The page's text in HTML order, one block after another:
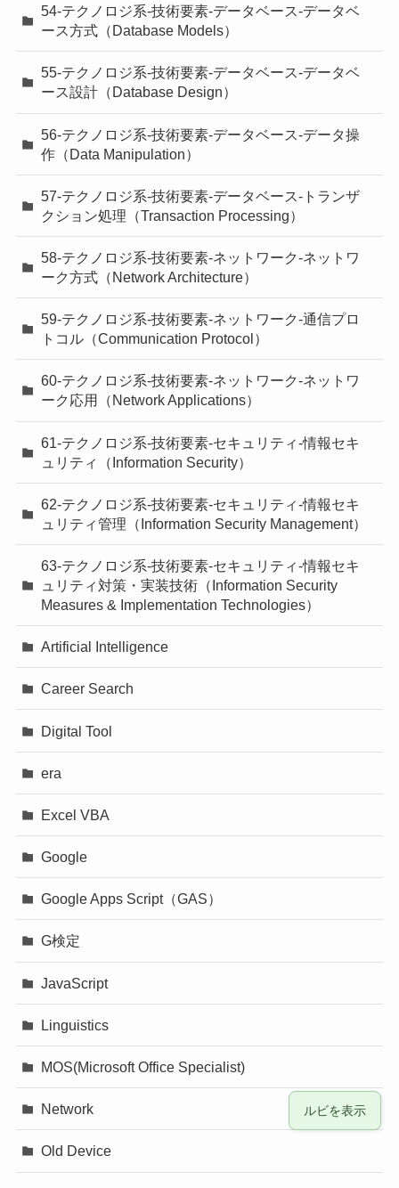
54-テクノロジ系-技術要素-データベース-データベ
ース方式（Database Models）
55-テクノロジ系-技術要素-データベース-データベ
ース設計（Database Design）
56-テクノロジ系-技術要素-データベース-データ操
作（Data Manipulation）
57-テクノロジ系-技術要素-データベース-トランザ
クション処理（Transaction Processing）
58-テクノロジ系-技術要素-ネットワーク-ネットワ
ーク方式（Network Architecture）
59-テクノロジ系-技術要素-ネットワーク-通信プロ
トコル（Communication Protocol）
60-テクノロジ系-技術要素-ネットワーク-ネットワ
ーク応用（Network Applications）
61-テクノロジ系-技術要素-セキュリティ-情報セキ
ュリティ（Information Security）
62-テクノロジ系-技術要素-セキュリティ-情報セキ
ュリティ管理（Information Security Management）
63-テクノロジ系-技術要素-セキュリティ-情報セキ
ュリティ対策・実装技術（Information Security
Measures & Implementation Technologies）
Artificial Intelligence
Career Search
Digital Tool
era
Excel VBA
Google
Google Apps Script（GAS）
G検定
JavaScript
Linguistics
MOS(Microsoft Office Specialist)
Network
Old Device
ルビを表示